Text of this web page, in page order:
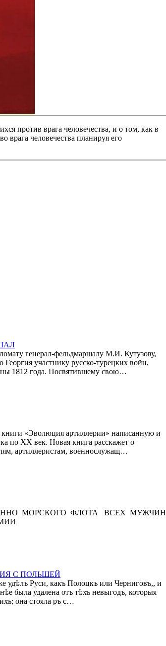
против врага человечества, и о том, как в
врага человечества планируя его
генерал-фельдмаршалу М.И. Кутузову,
участнику русско-турецких войн,
1812 года. Посвятившему свою…
«Эволюция артиллерии» написанную и
по XX век. Новая книга расскажет о
артиллеристам, военнослужащ…
МОРСКОГО ФЛОТА ВСЕХ МУЖЧИН
С ПОЛЬШЕЙ
удѣлъ Руси, какъ Полоцкъ или Черниговъ,, и
была удалена отъ тѣхъ невыгодъ, которыя
она стояла ръ с…